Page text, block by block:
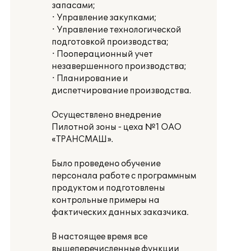
запасами;
· Управление закупками;
· Управление технологической
подготовкой производства;
· Пооперационный учет
незавершенного производства;
· Планирование и
диспетчирование производства.
Осуществлено внедрение
Пилотной зоны - цеха №1 ОАО
«ТРАНСМАШ».
Было проведено обучение
персонала работе с программным
продуктом и подготовлены
контрольные примеры на
фактических данных заказчика.
В настоящее время все
вышеперечисленные функции